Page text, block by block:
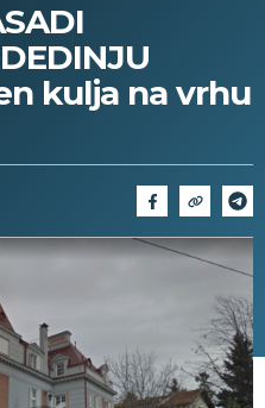
kulja na vrhu